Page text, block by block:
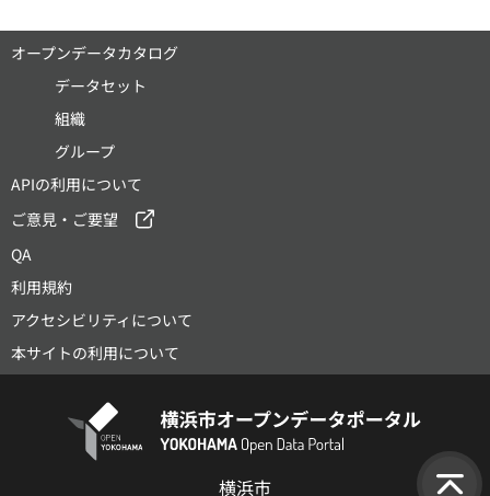
オープンデータカタログ
データセット
組織
グループ
APIの利用について
ご意見・ご要望
QA
利用規約
アクセシビリティについて
本サイトの利用について
横浜市